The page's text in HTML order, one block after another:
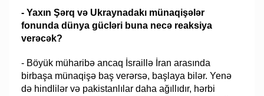
- Yaxın Şərq və Ukraynadakı münaqişələr
fonunda dünya gücləri buna necə reaksiya
verəcək?
- Böyük müharibə ancaq İsraillə İran arasında
birbaşa münaqişə baş verərsə, başlaya bilər. Yenə
də hindlilər və pakistanlılar daha ağıllıdır, hərbi